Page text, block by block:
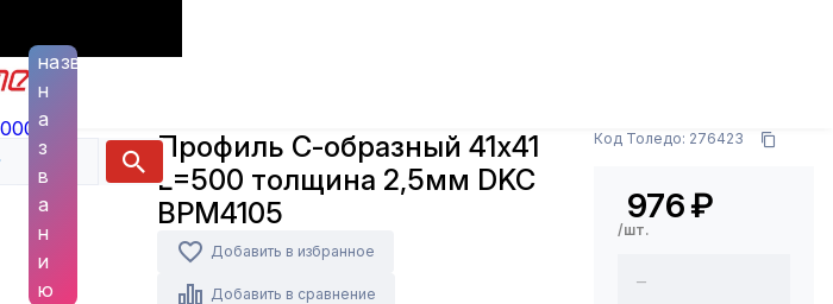
600
названию
н
а
з
в
а
н
и
ю
системы и аксессуары
41х41 L=500 толщина 2,5мм DKC BPM4105
Профиль С-образный 41х41
L=500 толщина 2,5мм DKC
BPM4105
Добавить в избранное
Добавить в сравнение
Код Толедо: 276423
976₽
/шт.